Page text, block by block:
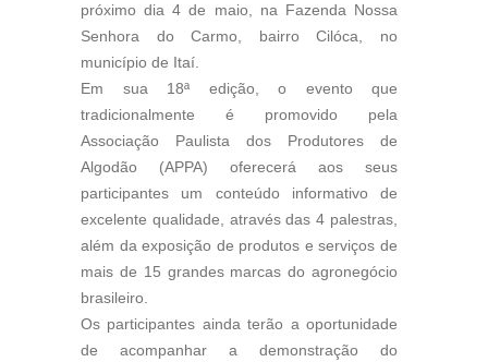
próximo dia 4 de maio, na Fazenda Nossa
Senhora do Carmo, bairro Cilóca, no
município de Itaí.
Em sua 18ª edição, o evento que
tradicionalmente é promovido pela
Associação Paulista dos Produtores de
Algodão (APPA) oferecerá aos seus
participantes um conteúdo informativo de
excelente qualidade, através das 4 palestras,
além da exposição de produtos e serviços de
mais de 15 grandes marcas do agronegócio
brasileiro.
Os participantes ainda terão a oportunidade
de acompanhar a demonstração do